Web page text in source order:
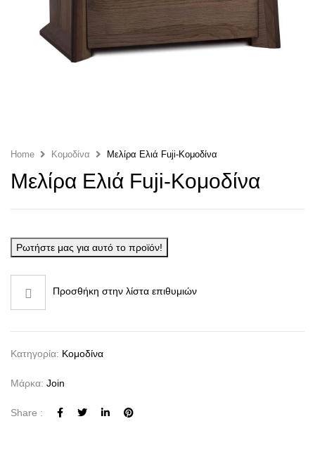
Home Κομοδίνα Μελίρα Ελιά Fuji-Κομοδίνα
Μελίρα Ελιά Fuji-Κομοδίνα
Ρωτήστε μας για αυτό το προϊόν!
Προσθήκη στην λίστα επιθυμιών
Κατηγορία: Κομοδίνα
Μάρκα: Join
Share :